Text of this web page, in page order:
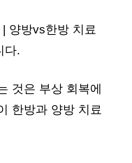
양방vs한방 치료
다.
것은 부상 회복에
한방과 양방 치료